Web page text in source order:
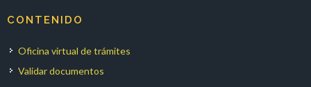
CONTENIDO
Oficina virtual de trámites
Validar documentos